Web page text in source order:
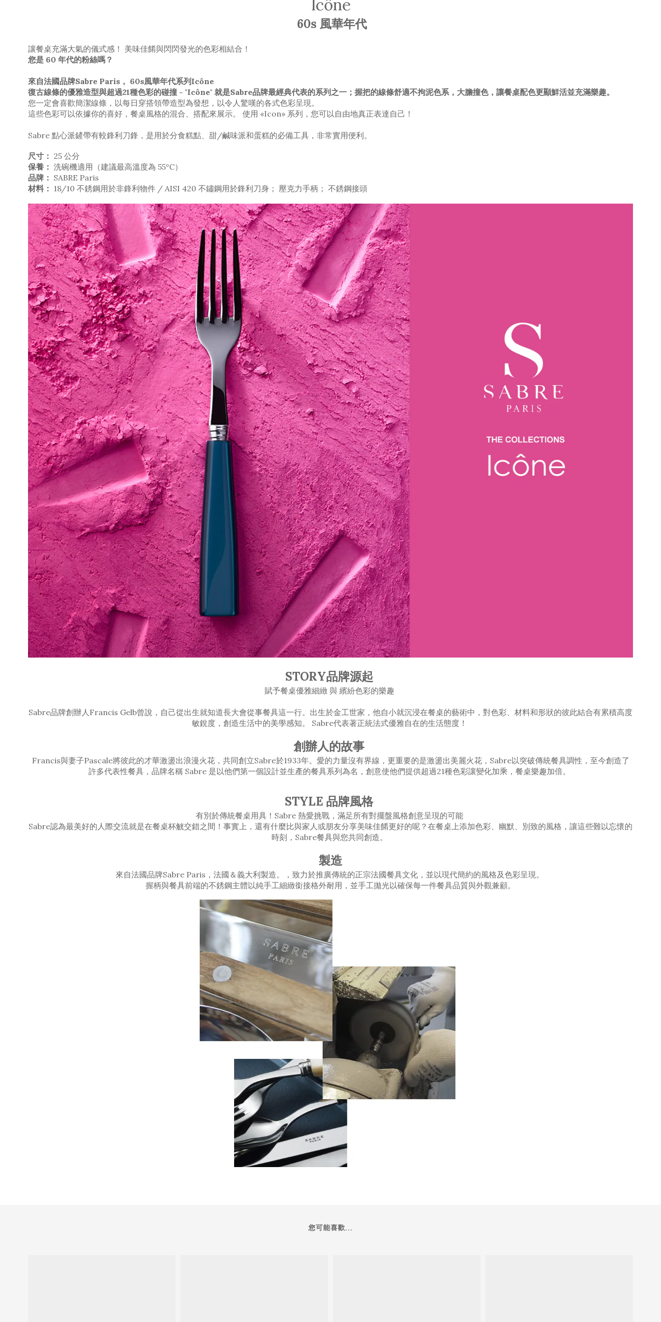
Icône
60s 風華年代
讓餐桌充滿大氣的儀式感！ 美味佳餚與閃閃發光的色彩相結合！
您是 60 年代的粉絲嗎？
來自法國品牌Sabre Paris， 60s風華年代系列Icône
復古線條的優雅造型與超過21種色彩的碰撞 - "Icône" 就是Sabre品牌最經典代表的系列之一；握把的線條舒適不拘泥色系，大膽撞色，讓餐桌配色更顯鮮活並充滿樂趣。
您一定會喜歡簡潔線條，以每日穿搭領帶造型為發想，以令人驚嘆的各式色彩呈現。
這些色彩可以依據你的喜好，餐桌風格的混合、搭配來展示。 使用 «Icon» 系列，您可以自由地真正表達自己！
Sabre 點心派鏟帶有較鋒利刀鋒，是用於分食糕點、甜/鹹味派和蛋糕的必備工具，非常實用便利。
尺寸： 25 公分
保養： 洗碗機適用（建議最高溫度為 55°C）
品牌： SABRE Paris
材料： 18/10 不銹鋼用於非鋒利物件 / AISI 420 不鏽鋼用於鋒利刀身； 壓克力手柄； 不銹鋼接頭
STORY品牌源起
賦予餐桌優雅細緻 與 繽紛色彩的樂趣
Sabre品牌創辦人Francis Gelb曾說，自己從出生就知道長大會從事餐具這一行。出生於金工世家，他自小就沉浸在餐桌的藝術中，對色彩、材料和形狀的彼此結合有累積高度
敏銳度，創造生活中的美學感知。 Sabre代表著正統法式優雅自在的生活態度！
創辦人的故事
Francis與妻子Pascale將彼此的才華激盪出浪漫火花，共同創立Sabre於1933年。愛的力量沒有界線，更重要的是激盪出美麗火花，Sabre以突破傳統餐具調性，至今創造了
許多代表性餐具，品牌名稱 Sabre 是以他們第一個設計並生產的餐具系列為名，創意使他們提供超過21種色彩讓變化加乘，餐桌樂趣加倍。
STYLE 品牌風格
有別於傳統餐桌用具！Sabre 熱愛挑戰，滿足所有對擺盤風格創意呈現的可能
Sabre認為最美好的人際交流就是在餐桌杯觥交錯之間！事實上，還有什麼比與家人或朋友分享美味佳餚更好的呢？在餐桌上添加色彩、幽默、別致的風格，讓這些難以忘懷的
時刻，Sabre餐具與您共同創造。
製造
來自法國品牌Sabre Paris，法國＆義大利製造。，致力於推廣傳統的正宗法國餐具文化，並以現代簡約的風格及色彩呈現。
握柄與餐具前端的不銹鋼主體以純手工細緻銜接格外耐用，並手工拋光以確保每一件餐具品質與外觀兼顧。
您可能喜歡...